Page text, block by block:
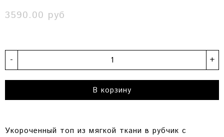
3590.00 руб
- +
В корзину
Укороченный топ из мягкой ткани в рубчик с